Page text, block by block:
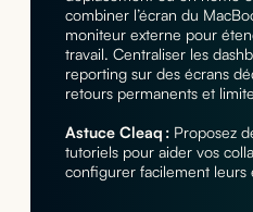
combiner l’écran du
moniteur externe pour
travail. Centraliser les
reporting sur des écrans
retours permanents et
Astuce Cleaq :Proposez
tutoriels pour aider vos
configurer facilement leurs